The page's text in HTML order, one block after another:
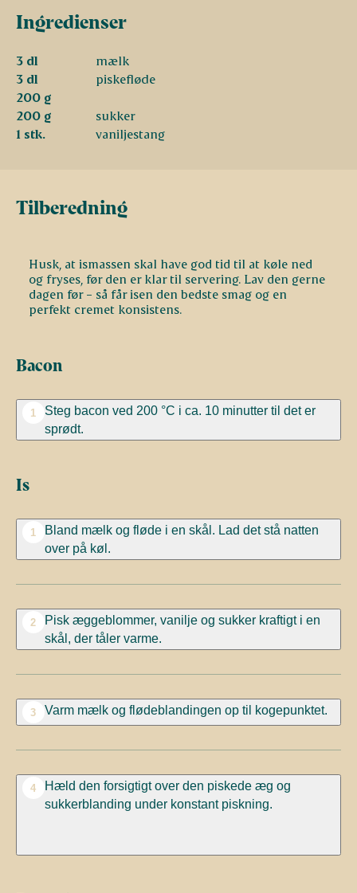
Ingredienser
3 dl
mælk
3 dl
piskefløde
200 g
200 g
sukker
1 stk.
vaniljestang
Tilberedning
Husk, at ismassen skal have god tid til at køle ned
og fryses, før den er klar til servering. Lav den gerne
dagen før – så får isen den bedste smag og en
perfekt cremet konsistens.
Bacon
1 Steg bacon ved 200 °C i ca. 10 minutter til det er
sprødt.
Is
1
Bland mælk og fløde i en skål. Lad det stå natten
over på køl.
2
Pisk æggeblommer, vanilje og sukker kraftigt i en
skål, der tåler varme.
3 Varm mælk og flødeblandingen op til kogepunktet.
4
Hæld den forsigtigt over den piskede æg og
sukkerblanding under konstant piskning.